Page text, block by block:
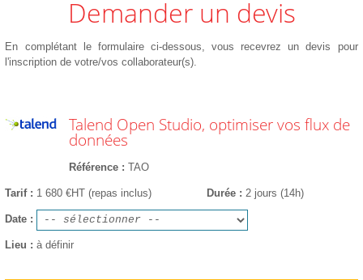
Demander un devis
En complétant le formulaire ci-dessous, vous recevrez un devis pour
l'inscription de votre/vos collaborateur(s).
Talend Open Studio, optimiser vos flux de
données
Référence TAO
Tarif 1 680 €HT (repas inclus) Durée 2 jours (14h)
Date
Lieu à définir